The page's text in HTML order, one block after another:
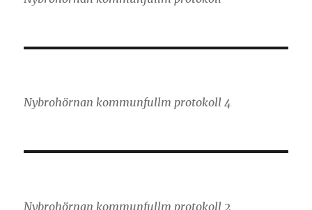
Nybrohörnan kommunfullm protokoll 4
Nybrohörnan kommunfullm protokoll 2